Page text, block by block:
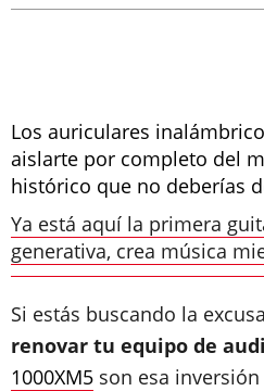
Los auriculares
aislarte por completo del
histórico que no deberías
Ya está aquí la primera
generativa, crea música
Si estás buscando la
renovar tu equipo de
1000XM5 son esa